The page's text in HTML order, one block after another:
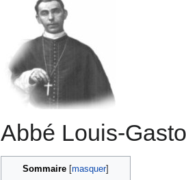
navigation
recherche
Abbé Louis-
Sommaire